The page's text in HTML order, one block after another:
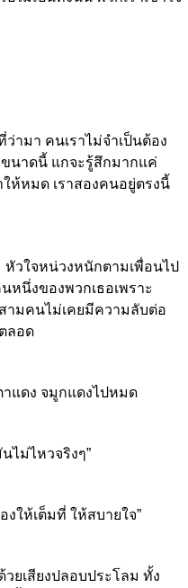
ามา คนเราไม่จำเป็นต้อง
ขนาดนี้ แกจะรู้สึกมากแค่
ห้หมด เราสองคนอยู่ตรงนี้
วใจหน่วงหนักตามเพื่อนไป
หนึ่งของพวกเธอเพราะ
ามคนไม่เคยมีความลับต่อ
ลอด
าแดง จมูกแดงไปหมด
ไม่ไหวจริงๆ”
งให้เต็มที่ ให้สบายใจ”
ยเสียงปลอบประโลม ทั้ง